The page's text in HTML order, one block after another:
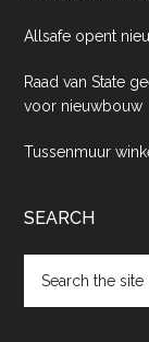
Allsafe opent
Raad van State
voor nieuwbouw
Tussenmuur
SEARCH
the